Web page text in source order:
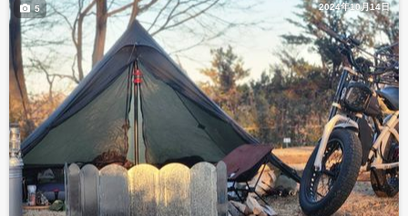
2024年10月14日
5